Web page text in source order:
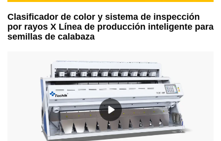
Clasificador de color y sistema de inspección
por rayos X Línea de producción inteligente para
semillas de calabaza